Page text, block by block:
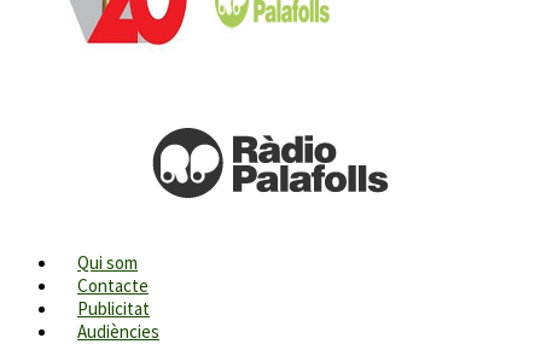
Qui som
Contacte
Publicitat
Audiències